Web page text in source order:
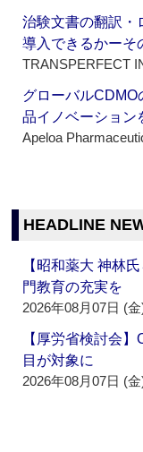
治験文書の翻訳・
導入できるかーそ
TRANSPERFECT
グローバル
品イノベーション
Apeloa
HEADLINE
【昭和薬大 神林
門教育の充実を
2026年08月07日 (金
【厚労省検討会
目が対象に
2026年08月07日 (金